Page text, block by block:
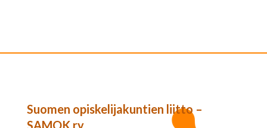
Suomen opiskelijakuntien liitto –
SAMOK ry